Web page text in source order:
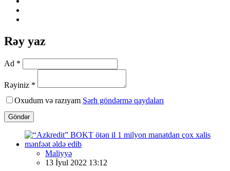
Rəy yaz
Ad *
Rəyiniz *
Oxudum və razıyam Şərh göndərmə qaydaları
Göndər
Maliyyə
13 İyul 2022 13:12